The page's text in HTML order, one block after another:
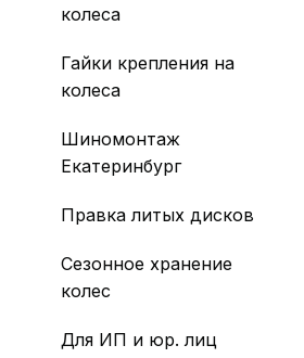
колеса
Гайки крепления на
колеса
Шиномонтаж
Екатеринбург
Правка литых дисков
Сезонное хранение
колес
Для ИП и юр. лиц